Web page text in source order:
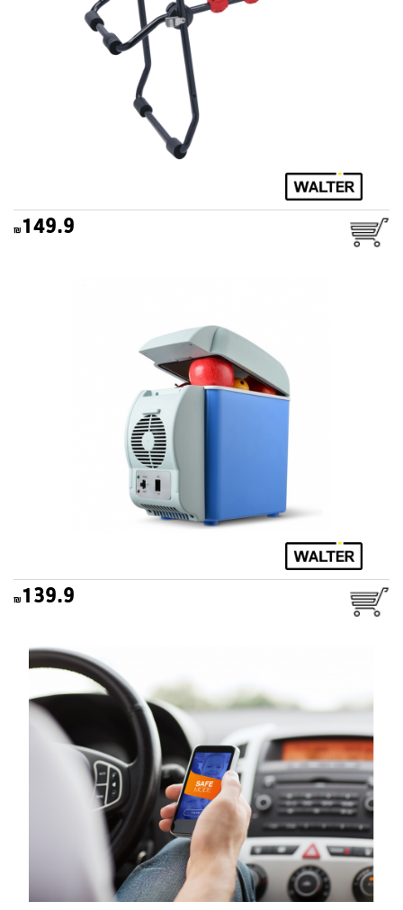
149.9
139.9
מערכת מניעת הסחות טלפון
בזמן נהיגה SAVERONE